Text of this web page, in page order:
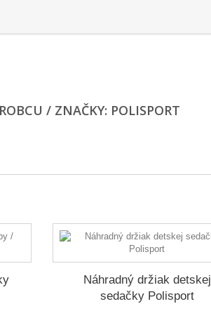
/ ZNAČKY: POLISPORT
Náhradný držiak detskej
sedačky Polisport